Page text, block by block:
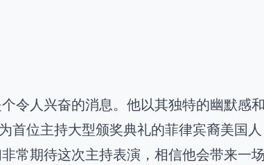
令人兴奋的消息。他以其独特的幽默感
首位主持大型颁奖典礼的菲律宾裔美国
常期待这次主持表演，相信他会带来一